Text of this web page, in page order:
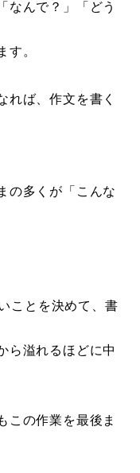
なんで？」「どう
す。
れば、作文を書く
の多くが「こんな
ことを決めて、書
ら溢れるほどに中
この作業を最後ま